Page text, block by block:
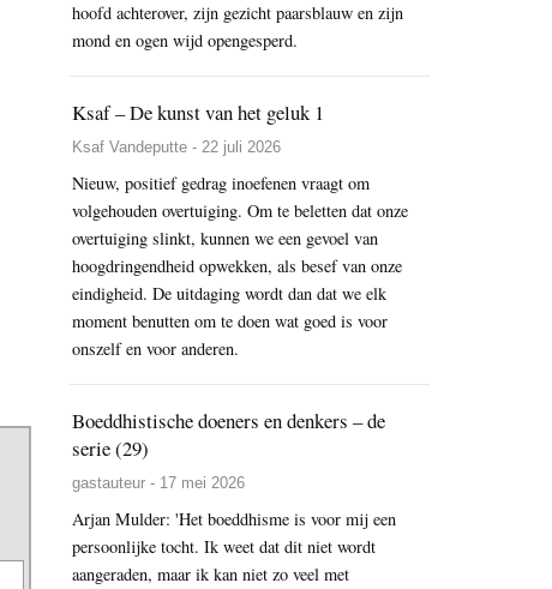
hoofd achterover, zijn gezicht paarsblauw en zijn
mond en ogen wijd opengesperd.
Ksaf – De kunst van het geluk 1
Ksaf Vandeputte - 22 juli 2026
Nieuw, positief gedrag inoefenen vraagt om
volgehouden overtuiging. Om te beletten dat onze
overtuiging slinkt, kunnen we een gevoel van
hoogdringendheid opwekken, als besef van onze
eindigheid. De uitdaging wordt dan dat we elk
moment benutten om te doen wat goed is voor
onszelf en voor anderen.
Boeddhistische doeners en denkers – de
serie (29)
gastauteur - 17 mei 2026
Arjan Mulder: 'Het boeddhisme is voor mij een
persoonlijke tocht. Ik weet dat dit niet wordt
aangeraden, maar ik kan niet zo veel met